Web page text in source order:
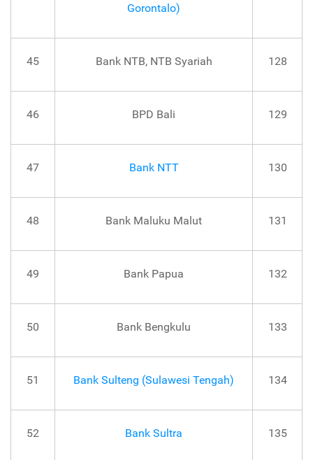
Gorontalo)
45 Bank NTB, NTB Syariah 128
46 BPD Bali 129
47 Bank NTT 130
48 Bank Maluku Malut 131
49 Bank Papua 132
50 Bank Bengkulu 133
51 Bank Sulteng (Sulawesi Tengah) 134
52 Bank Sultra 135